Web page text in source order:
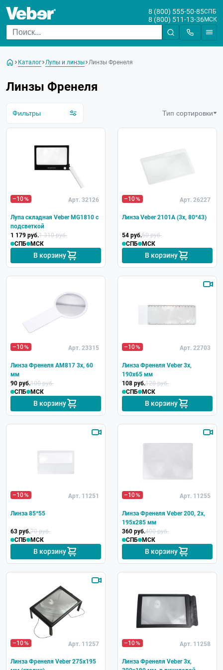
8 (800) 555-50-85СПБ
8 (800) 511-13-36МСК
Каталог Лупы и линзы Линзы Френеля
Линзы Френеля
Цена
От
До
Назначение
Для рукоделия
Диаметр лупы
Конструкция лупы
с подсветкой
настольная
с ручкой
складная
линза Френеля
Фильтры Тип сортировки
–10 Арт. 32126
Лупа складная Veber MG1810 с
подсветкой
1 179 руб.1 310 руб.
СПБ
МСК
В корзину
–10 Арт. 26227
Линза Veber 2101A (3х, 80*43)
54 руб.60 руб.
СПБ
МСК
В корзину
–10 Арт. 23315
Линза Френеля АМ817 3x, 60
мм
90 руб.100 руб.
СПБ
МСК
В корзину
–10 Арт. 22703
Линза Френеля Veber 3x,
190x65 мм
108 руб.120 руб.
СПБ
МСК
В корзину
–10 Арт. 11251
Линза 85*55
63 руб.70 руб.
СПБ
МСК
В корзину
–10 Арт. 11255
Линза Френеля Veber 200, 2x,
195x285 мм
360 руб.400 руб.
СПБ
МСК
В корзину
–10 Арт. 11257
Линза Френеля Veber 275x195
–10 Арт. 11258
Линза Френеля Veber 3x,